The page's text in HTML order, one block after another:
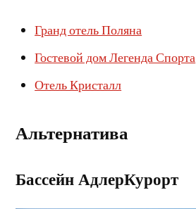
Гранд отель Поляна
Гостевой дом Легенда Спорта
Отель Кристалл
Альтернатива
️Бассейн АдлерКурорт